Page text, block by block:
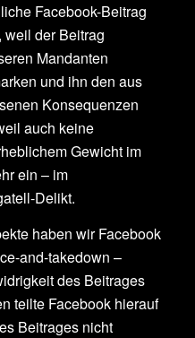
Facebook-Beitrag
weil der Beitrag
Mandanten
und ihn den aus
Konsequenzen
auch keine
Gewicht im
ein – im
Delikt.
haben wir Facebook
and-takedown –
des Beitrages
teilte Facebook hierauf
Beitrages nicht